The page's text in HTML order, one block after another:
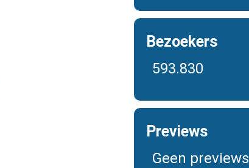
Bezoekers
593.830
Previews
Geen previews